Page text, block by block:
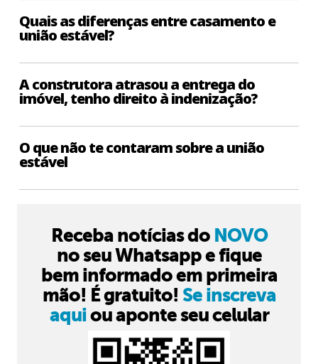
Quais as diferenças entre casamento e
união estável?
A construtora atrasou a entrega do
imóvel, tenho direito à indenização?
O que não te contaram sobre a união
estável
Receba notícias do NOVO
no seu Whatsapp e fique
bem informado em primeira
mão! É gratuito! Se inscreva
aquiou aponte seu celular